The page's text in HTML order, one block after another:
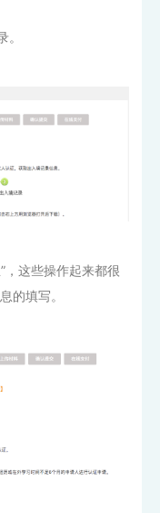
，这些操作起来都很
的填写。